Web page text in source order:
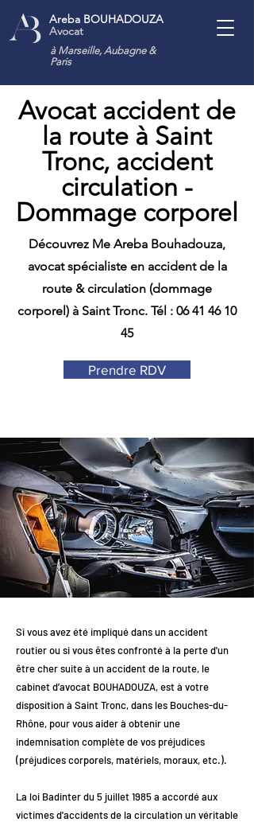
Areba BOUHADOUZA
Avocat
à Marseille, Aubagne &
Paris
Avocat accident de
la route à Saint
Tronc, accident
circulation -
Dommage corporel
Découvrez Me Areba Bouhadouza,
avocat spécialiste en accident de la
route & circulation (dommage
corporel) à Saint Tronc. Tél : 06 41 46 10
45
Prendre RDV
Si vous avez été impliqué dans un accident
routier ou si vous êtes confronté à la perte d'un
être cher suite à un accident de la route, le
cabinet d’avocat BOUHADOUZA, est à votre
disposition à Saint Tronc, dans les Bouches-du-
Rhône, pour vous aider à obtenir une
indemnisation complète de vos préjudices
(préjudices corporels, matériels, moraux, etc.).
La loi Badinter du 5 juillet 1985 a accordé aux
victimes d'accidents de la circulation un véritable